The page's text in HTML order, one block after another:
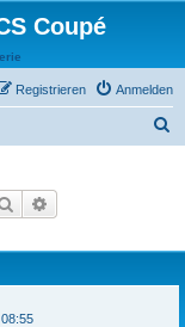
Coupé
Anmelden
Registrieren
Suche